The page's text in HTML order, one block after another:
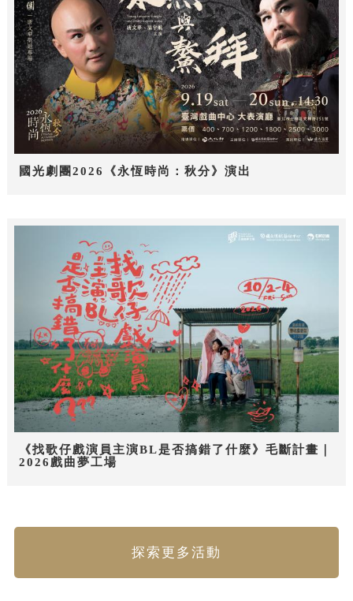
國光劇團2026《永恆時尚：秋分》演出
《找歌仔戲演員主演BL是否搞錯了什麼》毛斷計畫｜
2026戲曲夢工場
探索更多活動